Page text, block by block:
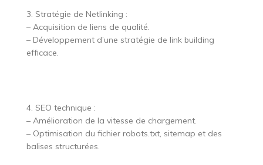
3. Stratégie de Netlinking :
– Acquisition de liens de qualité.
– Développement d’une stratégie de link building
efficace.
4. SEO technique :
– Amélioration de la vitesse de chargement.
– Optimisation du fichier robots.txt, sitemap et des
balises structurées.